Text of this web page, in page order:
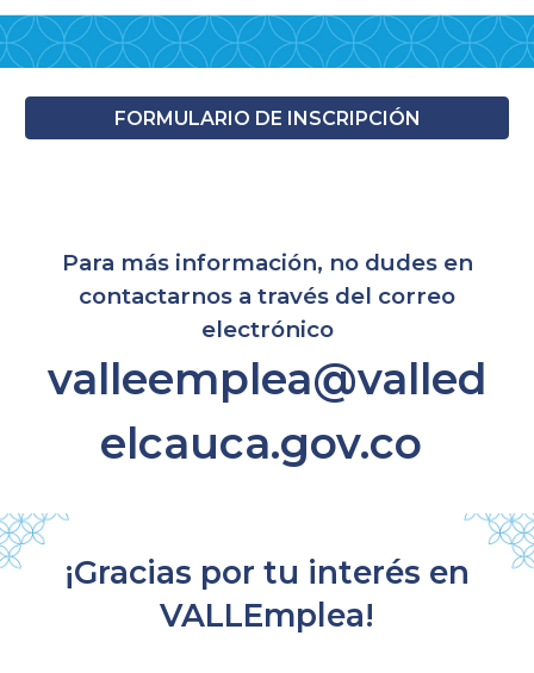
FORMULARIO DE INSCRIPCIÓN
Para más información, no dudes en
contactarnos a través del correo
electrónico
valleemplea@valled
elcauca.gov.co
¡Gracias por tu interés en
VALLEmplea!